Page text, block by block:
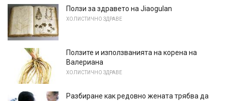
Ползи за здравето на Jiaogulan
ХОЛИСТИЧНО ЗДРАВЕ
Ползите и използванията на корена на
Валериана
ХОЛИСТИЧНО ЗДРАВЕ
Разбиране как редовно жената трябва да